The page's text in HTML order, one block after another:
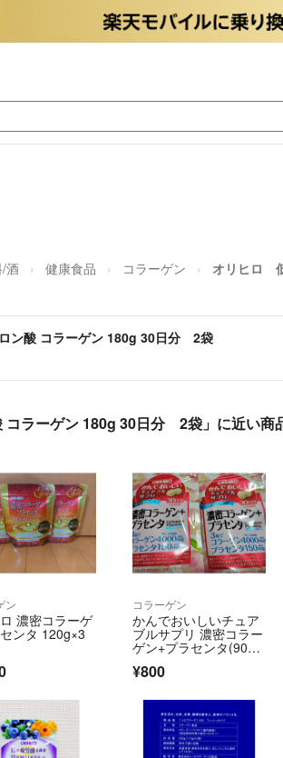
酒 健康食品 コラーゲン オリヒロ
ン酸 コラーゲン 180g 30日分 2袋
コラーゲン 180g 30日分 2袋」に近い商
ン
濃密コラーゲ
ンタ 120g×3
コラーゲン
かんでおいしいチュア
ブルサプリ 濃密コラー
ゲン+プラセンタ(90粒
入)
¥800